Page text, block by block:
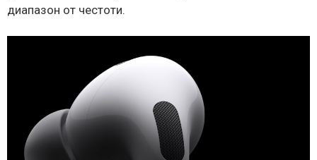
диапазон от честоти.